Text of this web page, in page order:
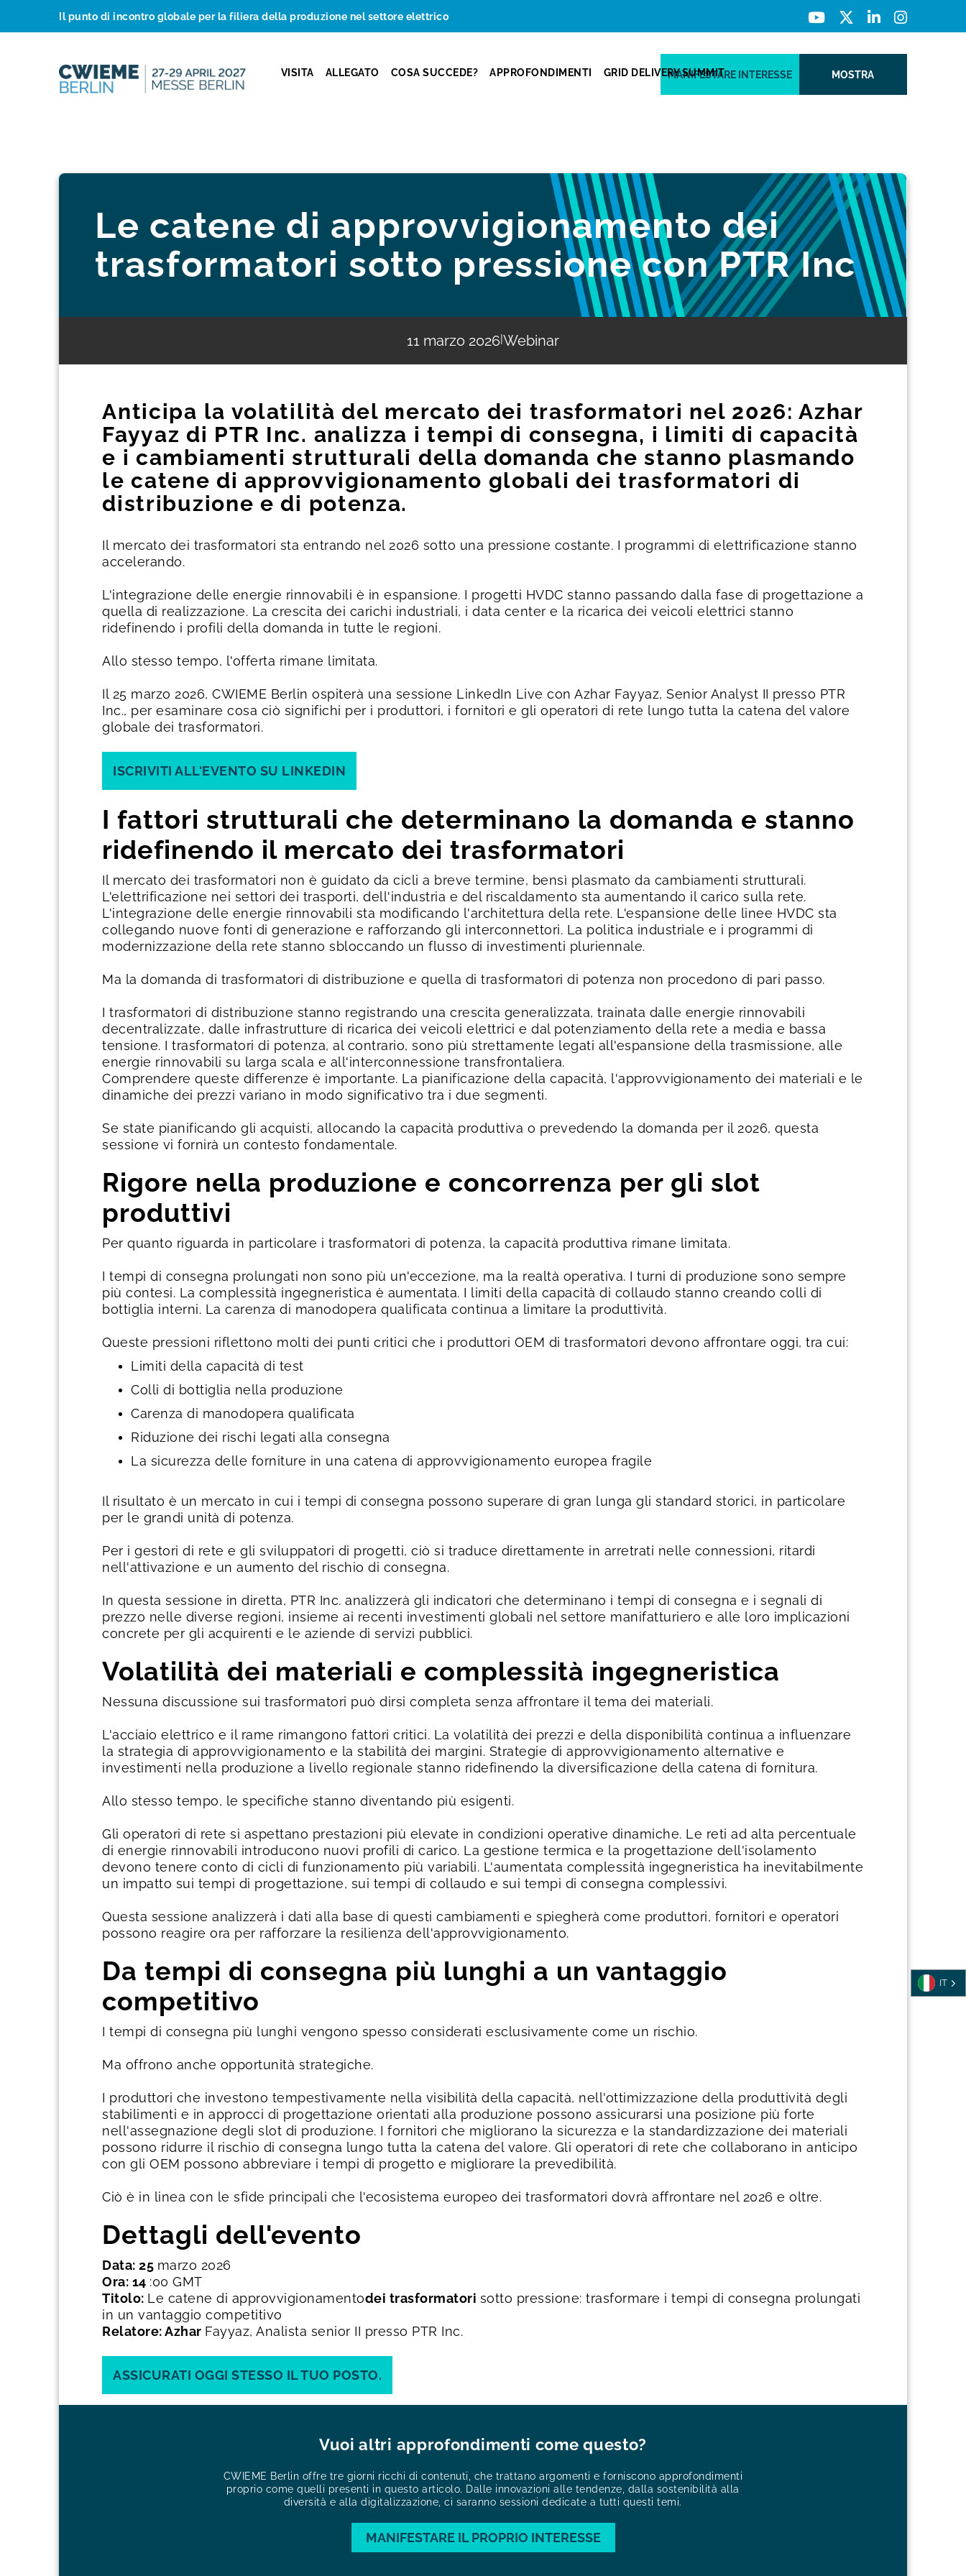
Il punto di incontro globale per la filiera della produzione nel settore elettrico
VISITA ALLEGATO COSA SUCCEDE? APPROFONDIMENTI GRID DELIVERY SUMMITMANIFESTARE INTERESSE MOSTRA
Le catene di approvvigionamento dei
trasformatori sotto pressione con PTR Inc
11 marzo 2026|Webinar
Anticipa la volatilità del mercato dei trasformatori nel 2026: Azhar
Fayyaz di PTR Inc. analizza i tempi di consegna, i limiti di capacità
e i cambiamenti strutturali della domanda che stanno plasmando
le catene di approvvigionamento globali dei trasformatori di
distribuzione e di potenza.
Il mercato dei trasformatori sta entrando nel 2026 sotto una pressione costante. I programmi di elettrificazione stanno
accelerando.
L'integrazione delle energie rinnovabili è in espansione. I progetti HVDC stanno passando dalla fase di progettazione a
quella di realizzazione. La crescita dei carichi industriali, i data center e la ricarica dei veicoli elettrici stanno
ridefinendo i profili della domanda in tutte le regioni.
Allo stesso tempo, l'offerta rimane limitata.
Il 25 marzo 2026, CWIEME Berlin ospiterà una sessione LinkedIn Live con Azhar Fayyaz, Senior Analyst II presso PTR
Inc., per esaminare cosa ciò significhi per i produttori, i fornitori e gli operatori di rete lungo tutta la catena del valore
globale dei trasformatori.
ISCRIVITI ALL'EVENTO SU LINKEDIN
I fattori strutturali che determinano la domanda e stanno
ridefinendo il mercato dei trasformatori
Il mercato dei trasformatori non è guidato da cicli a breve termine, bensì plasmato da cambiamenti strutturali.
L'elettrificazione nei settori dei trasporti, dell'industria e del riscaldamento sta aumentando il carico sulla rete.
L'integrazione delle energie rinnovabili sta modificando l'architettura della rete. L'espansione delle linee HVDC sta
collegando nuove fonti di generazione e rafforzando gli interconnettori. La politica industriale e i programmi di
modernizzazione della rete stanno sbloccando un flusso di investimenti pluriennale.
Ma la domanda di trasformatori di distribuzione e quella di trasformatori di potenza non procedono di pari passo.
I trasformatori di distribuzione stanno registrando una crescita generalizzata, trainata dalle energie rinnovabili
decentralizzate, dalle infrastrutture di ricarica dei veicoli elettrici e dal potenziamento della rete a media e bassa
tensione. I trasformatori di potenza, al contrario, sono più strettamente legati all'espansione della trasmissione, alle
energie rinnovabili su larga scala e all'interconnessione transfrontaliera.
Comprendere queste differenze è importante. La pianificazione della capacità, l'approvvigionamento dei materiali e le
dinamiche dei prezzi variano in modo significativo tra i due segmenti.
Se state pianificando gli acquisti, allocando la capacità produttiva o prevedendo la domanda per il 2026, questa
sessione vi fornirà un contesto fondamentale.
Rigore nella produzione e concorrenza per gli slot
produttivi
Per quanto riguarda in particolare i trasformatori di potenza, la capacità produttiva rimane limitata.
I tempi di consegna prolungati non sono più un'eccezione, ma la realtà operativa. I turni di produzione sono sempre
più contesi. La complessità ingegneristica è aumentata. I limiti della capacità di collaudo stanno creando colli di
bottiglia interni. La carenza di manodopera qualificata continua a limitare la produttività.
Queste pressioni riflettono molti dei punti critici che i produttori OEM di trasformatori devono affrontare oggi, tra cui:
Limiti della capacità di test
Colli di bottiglia nella produzione
Carenza di manodopera qualificata
Riduzione dei rischi legati alla consegna
La sicurezza delle forniture in una catena di approvvigionamento europea fragile
Il risultato è un mercato in cui i tempi di consegna possono superare di gran lunga gli standard storici, in particolare
per le grandi unità di potenza.
Per i gestori di rete e gli sviluppatori di progetti, ciò si traduce direttamente in arretrati nelle connessioni, ritardi
nell'attivazione e un aumento del rischio di consegna.
In questa sessione in diretta, PTR Inc. analizzerà gli indicatori che determinano i tempi di consegna e i segnali di
prezzo nelle diverse regioni, insieme ai recenti investimenti globali nel settore manifatturiero e alle loro implicazioni
concrete per gli acquirenti e le aziende di servizi pubblici.
Volatilità dei materiali e complessità ingegneristica
Nessuna discussione sui trasformatori può dirsi completa senza affrontare il tema dei materiali.
L'acciaio elettrico e il rame rimangono fattori critici. La volatilità dei prezzi e della disponibilità continua a influenzare
la strategia di approvvigionamento e la stabilità dei margini. Strategie di approvvigionamento alternative e
investimenti nella produzione a livello regionale stanno ridefinendo la diversificazione della catena di fornitura.
Allo stesso tempo, le specifiche stanno diventando più esigenti.
Gli operatori di rete si aspettano prestazioni più elevate in condizioni operative dinamiche. Le reti ad alta percentuale
di energie rinnovabili introducono nuovi profili di carico. La gestione termica e la progettazione dell'isolamento
devono tenere conto di cicli di funzionamento più variabili. L'aumentata complessità ingegneristica ha inevitabilmente
un impatto sui tempi di progettazione, sui tempi di collaudo e sui tempi di consegna complessivi.
Questa sessione analizzerà i dati alla base di questi cambiamenti e spiegherà come produttori, fornitori e operatori
possono reagire ora per rafforzare la resilienza dell'approvvigionamento.
Da tempi di consegna più lunghi a un vantaggio
competitivo
I tempi di consegna più lunghi vengono spesso considerati esclusivamente come un rischio.
Ma offrono anche opportunità strategiche.
I produttori che investono tempestivamente nella visibilità della capacità, nell'ottimizzazione della produttività degli
stabilimenti e in approcci di progettazione orientati alla produzione possono assicurarsi una posizione più forte
nell'assegnazione degli slot di produzione. I fornitori che migliorano la sicurezza e la standardizzazione dei materiali
possono ridurre il rischio di consegna lungo tutta la catena del valore. Gli operatori di rete che collaborano in anticipo
con gli OEM possono abbreviare i tempi di progetto e migliorare la prevedibilità.
Ciò è in linea con le sfide principali che l'ecosistema europeo dei trasformatori dovrà affrontare nel 2026 e oltre.
Dettagli dell'evento
Data: 25 marzo 2026
Ora: 14 :00 GMT
Titolo: Le catene di approvvigionamentodei trasformatori sotto pressione: trasformare i tempi di consegna prolungati
in un vantaggio competitivo
Relatore: Azhar Fayyaz, Analista senior II presso PTR Inc.
ASSICURATI OGGI STESSO IL TUO POSTO.
Vuoi altri approfondimenti come questo?
CWIEME Berlin offre tre giorni ricchi di contenuti, che trattano argomenti e forniscono approfondimenti
proprio come quelli presenti in questo articolo. Dalle innovazioni alle tendenze, dalla sostenibilità alla
diversità e alla digitalizzazione, ci saranno sessioni dedicate a tutti questi temi.
MANIFESTARE IL PROPRIO INTERESSE
IT